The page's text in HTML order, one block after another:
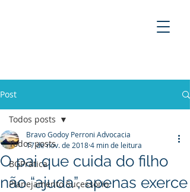
Post
Todos posts
BGPrática
Planejamento Sucessório
Todos posts
O pai que cuida do filho
não “ajuda”, apenas exerce
Bravo Godoy Perroni Advocacia
17 de nov. de 20184 min de leitura